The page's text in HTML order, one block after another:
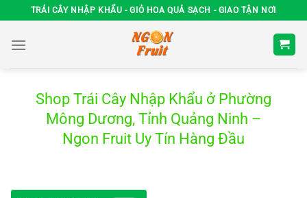
Chuyển
đến
nội
TRÁI CÂY NHẬP KHẨU - GIỎ HOA QUẢ SẠCH - GIAO TẬN NƠI
Shop Trái Cây Nhập Khẩu ở Phường
Mông Dương, Tỉnh Quảng Ninh –
Ngon Fruit Uy Tín Hàng Đầu